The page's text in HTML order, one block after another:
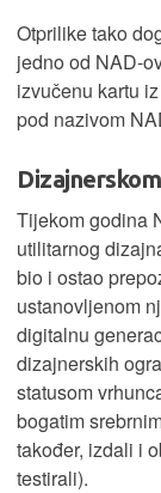
Otprilike tako
jedno od NAD-
izvučenu kartu
pod nazivom
Tijekom godina
utilitarnog
bio i ostao
ustanovljenom
digitalnu
dizajnerskih
statusom
bogatim
također, izdali i
testirali).